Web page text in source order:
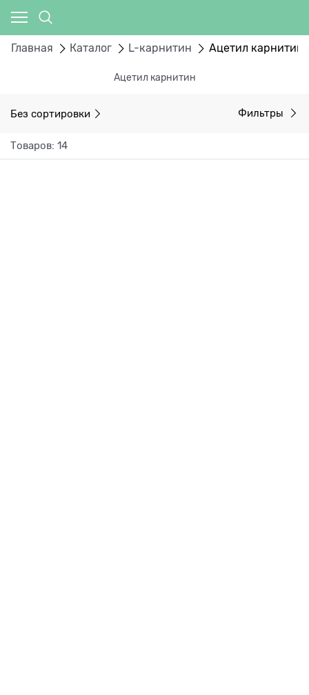
Главная Каталог L-карнитин Ацетил карнитин
Ацетил карнитин
Без сортировки Фильтры
Товаров: 14